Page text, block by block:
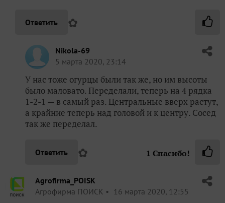
Ответить ✿
Nikola-69
5 марта 2020, 23:14
У нас тоже огурцы были так же, но им высоты
было маловато. Переделали, теперь на 4 рядка
1-2-1 — в самый раз. Центральные вверх растут,
а крайние теперь над головой и к центру. Сосед
так же переделал.
Ответить ✿ 1 Спасибо!
Agrofirma_POISK
Агрофирма ПОИСК
16 марта 2020, 12:55